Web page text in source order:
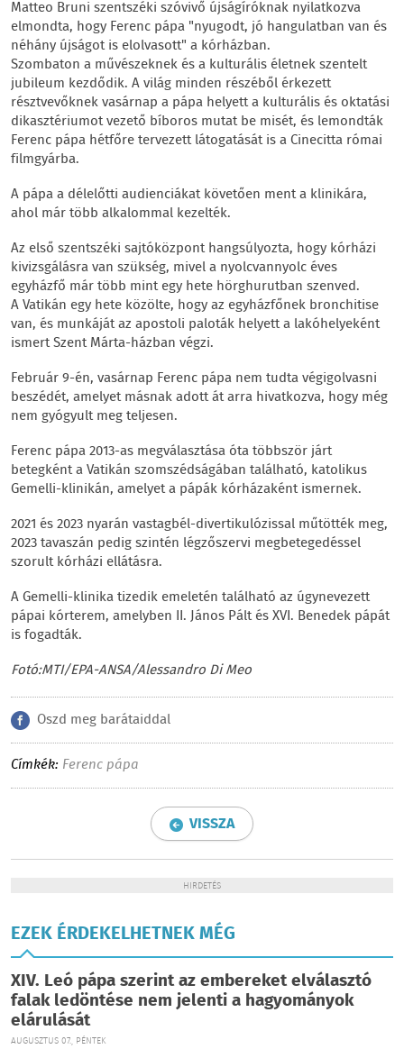
Matteo Bruni szentszéki szóvivő újságíróknak nyilatkozva
elmondta, hogy Ferenc pápa "nyugodt, jó hangulatban van és
néhány újságot is elolvasott" a kórházban.
Szombaton a művészeknek és a kulturális életnek szentelt
jubileum kezdődik. A világ minden részéből érkezett
résztvevőknek vasárnap a pápa helyett a kulturális és oktatási
dikasztériumot vezető bíboros mutat be misét, és lemondták
Ferenc pápa hétfőre tervezett látogatását is a Cinecitta római
filmgyárba.
A pápa a délelőtti audienciákat követően ment a klinikára,
ahol már több alkalommal kezelték.
Az első szentszéki sajtóközpont hangsúlyozta, hogy kórházi
kivizsgálásra van szükség, mivel a nyolcvannyolc éves
egyházfő már több mint egy hete hörghurutban szenved.
A Vatikán egy hete közölte, hogy az egyházfőnek bronchitise
van, és munkáját az apostoli paloták helyett a lakóhelyeként
ismert Szent Márta-házban végzi.
Február 9-én, vasárnap Ferenc pápa nem tudta végigolvasni
beszédét, amelyet másnak adott át arra hivatkozva, hogy még
nem gyógyult meg teljesen.
Ferenc pápa 2013-as megválasztása óta többször járt
betegként a Vatikán szomszédságában található, katolikus
Gemelli-klinikán, amelyet a pápák kórházaként ismernek.
2021 és 2023 nyarán vastagbél-divertikulózissal műtötték meg,
2023 tavaszán pedig szintén légzőszervi megbetegedéssel
szorult kórházi ellátásra.
A Gemelli-klinika tizedik emeletén található az úgynevezett
pápai kórterem, amelyben II. János Pált és XVI. Benedek pápát
is fogadták.
Fotó:MTI/EPA-ANSA/Alessandro Di Meo
Oszd meg barátaiddal
Címkék: Ferenc pápa
VISSZA
HIRDETÉS
EZEK ÉRDEKELHETNEK MÉG
XIV. Leó pápa szerint az embereket elválasztó
falak ledöntése nem jelenti a hagyományok
elárulását
AUGUSZTUS 07., PÉNTEK